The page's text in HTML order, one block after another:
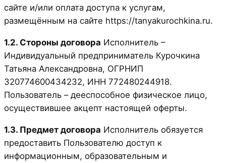
сайте и/или оплата доступа к услугам,
размещённым на сайте https://tanyakurochkina.ru.
1.2. Стороны договора Исполнитель –
Индивидуальный предприниматель Курочкина
Татьяна Александровна, ОГРНИП
320774600434232, ИНН 772480244918.
Пользователь – дееспособное физическое лицо,
осуществившее акцепт настоящей оферты.
1.3. Предмет договора Исполнитель обязуется
предоставить Пользователю доступ к
информационным, образовательным и